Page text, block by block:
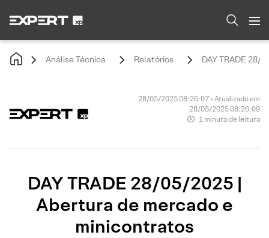
Análise Técnica Relatórios DAY TRADE 28/
28/05/2025 08:26:07 • Atualizado em
28/05/2025 08:26:09
1 minuto de leitura
DAY TRADE 28/05/2025 |
Abertura de mercado e
minicontratos